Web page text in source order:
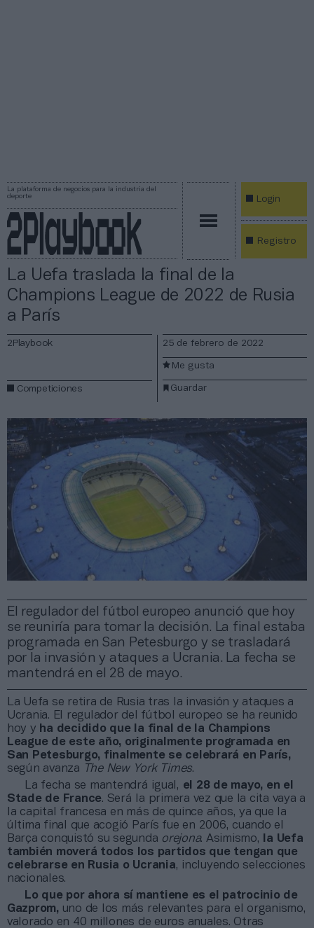
La plataforma de negocios para la industria del
deporte
Login
Registro
La Uefa traslada la final de la
Champions League de 2022 de Rusia
a París
El regulador del fútbol europeo anunció que hoy
se reuniría para tomar la decisión. La final estaba
programada en San Petesburgo y se trasladará
por la invasión y ataques a Ucrania. La fecha se
mantendrá en el 28 de mayo.
2Playbook
Competiciones
25 de febrero de 2022
Guardar
Me gusta
La Uefa se retira de Rusia tras la invasión y ataques a
Ucrania. El regulador del fútbol europeo se ha reunido
hoy y ha decidido que la final de la Champions
League de este año, originalmente programada en
San Petesburgo, finalmente se celebrará en París,
según avanza
The New York Times.
La fecha se mantendrá igual, el 28 de mayo, en el
Stade de France. Será la primera vez que la cita vaya a
la capital francesa en más de quince años, ya que la
última final que acogió París fue en 2006, cuando el
Barça conquistó su segunda orejona. Asimismo,
la Uefa
también moverá todos los partidos que tengan que
celebrarse en Rusia o Ucrania, incluyendo selecciones
nacionales.
Lo que por ahora sí mantiene es el patrocinio de
Gazprom, uno de los más relevantes para el organismo,
valorado en 40 millones de euros anuales. Otras